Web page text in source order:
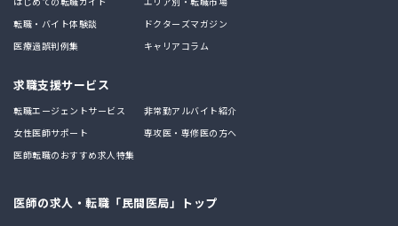
転職・バイト体験談
ドクターズマガジン
医療過誤判例集
キャリアコラム
求職支援サービス
転職エージェントサービス
非常勤アルバイト紹介
女性医師サポート
専攻医・専修医の方へ
医師転職のおすすめ求人特集
医師の求人・転職「民間医局」トップ